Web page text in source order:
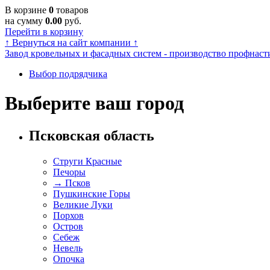
В корзине 0 товаров
на сумму 0.00 руб.
Перейти в корзину
↑ Вернуться на сайт компании ↑
Завод кровельных и фасадных систем - производство
Выбор подрядчика
Выберите ваш город
Псковская область
Струги Красные
Печоры
→ Псков
Пушкинские Горы
Великие Луки
Порхов
Остров
Себеж
Невель
Опочка